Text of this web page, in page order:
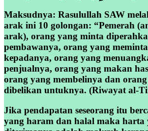
Maksudnya: Rasulullah SAW
arak ini 10 golongan: “Pemerah
arak), orang yang minta
pembawanya, orang yang
kepadanya, orang yang
penjualnya, orang yang makan
orang yang membelinya dan
dibelikan untuknya. (Riwayat al-
Jika pendapatan seseorang itu
yang haram dan halal maka harta